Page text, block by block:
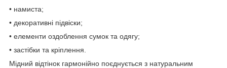
• намиста;
• декоративні підвіски;
• елементи оздоблення сумок та одягу;
• застібки та кріплення.
Мідний відтінок гармонійно поєднується з натуральним